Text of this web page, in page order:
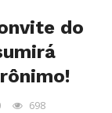
do
698